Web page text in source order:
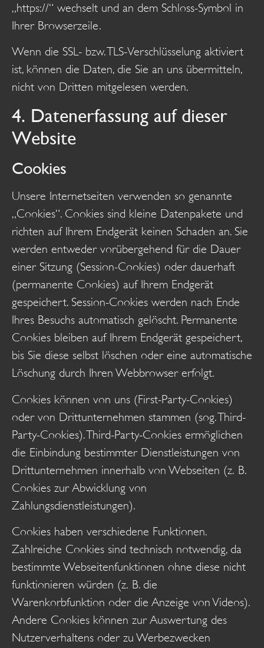
„https://“ wechselt und an dem Schloss-Symbol in
Ihrer Browserzeile.
Wenn die SSL- bzw. TLS-Verschlüsselung aktiviert
ist, können die Daten, die Sie an uns übermitteln,
nicht von Dritten mitgelesen werden.
4. Datenerfassung auf dieser
Website
Cookies
Unsere Internetseiten verwenden so genannte
„Cookies“. Cookies sind kleine Datenpakete und
richten auf Ihrem Endgerät keinen Schaden an. Sie
werden entweder vorübergehend für die Dauer
einer Sitzung (Session-Cookies) oder dauerhaft
(permanente Cookies) auf Ihrem Endgerät
gespeichert. Session-Cookies werden nach Ende
Ihres Besuchs automatisch gelöscht. Permanente
Cookies bleiben auf Ihrem Endgerät gespeichert,
bis Sie diese selbst löschen oder eine automatische
Löschung durch Ihren Webbrowser erfolgt.
Cookies können von uns (First-Party-Cookies)
oder von Drittunternehmen stammen (sog. Third-
Party-Cookies). Third-Party-Cookies ermöglichen
die Einbindung bestimmter Dienstleistungen von
Drittunternehmen innerhalb von Webseiten (z. B.
Cookies zur Abwicklung von
Zahlungsdienstleistungen).
Cookies haben verschiedene Funktionen.
Zahlreiche Cookies sind technisch notwendig, da
bestimmte Webseitenfunktionen ohne diese nicht
funktionieren würden (z. B. die
Warenkorbfunktion oder die Anzeige von Videos).
Andere Cookies können zur Auswertung des
Nutzerverhaltens oder zu Werbezwecken